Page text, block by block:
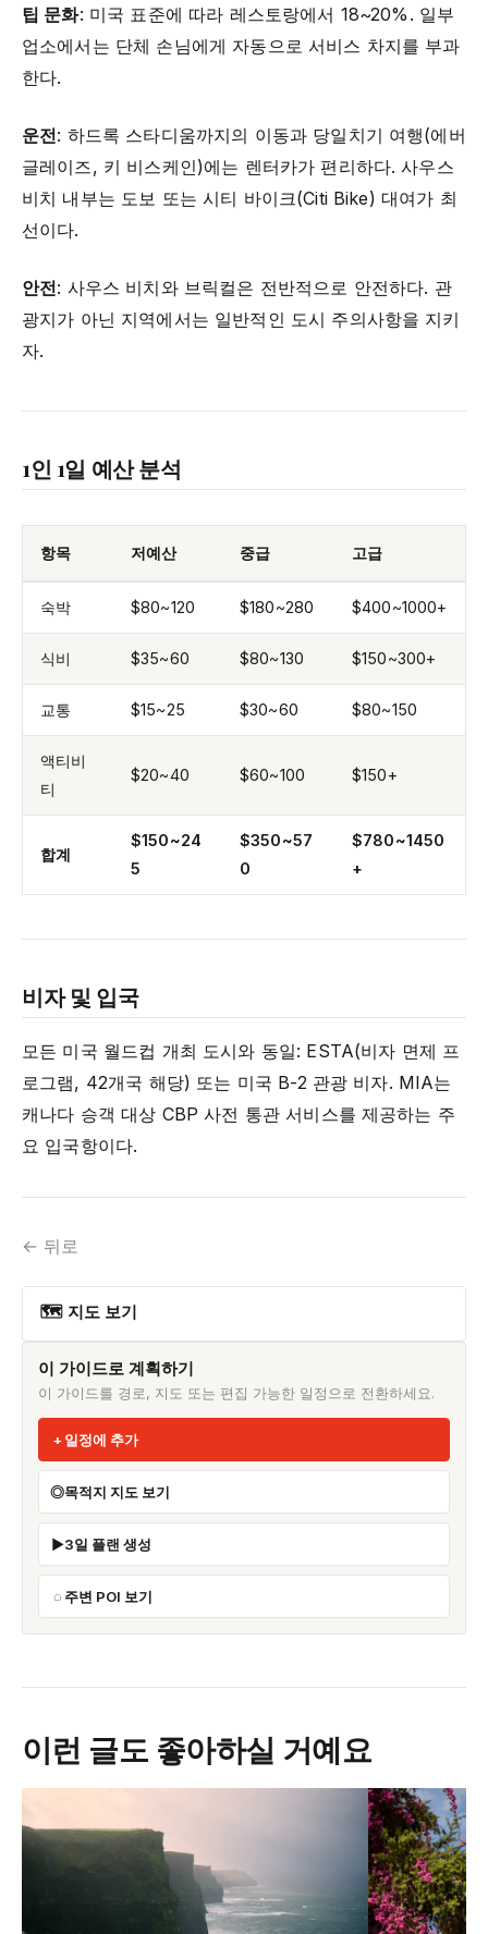
팁 문화: 미국 표준에 따라 레스토랑에서 18~20%. 일부
업소에서는 단체 손님에게 자동으로 서비스 차지를 부과
한다.
운전: 하드록 스타디움까지의 이동과 당일치기 여행(에버
글레이즈, 키 비스케인)에는 렌터카가 편리하다. 사우스
비치 내부는 도보 또는 시티 바이크(Citi Bike) 대여가 최
선이다.
안전: 사우스 비치와 브릭컬은 전반적으로 안전하다. 관
광지가 아닌 지역에서는 일반적인 도시 주의사항을 지키
자.
1인 1일 예산 분석
항목 저예산 중급 고급
숙박 $80~120 $180~280 $400~1000+
식비 $35~60 $80~130 $150~300+
교통 $15~25 $30~60 $80~150
액티비
티
$20~40 $60~100 $150+
합계
$150~24
5
$350~57
0
$780~1450
+
비자 및 입국
모든 미국 월드컵 개최 도시와 동일: ESTA(비자 면제 프
로그램, 42개국 해당) 또는 미국 B-2 관광 비자. MIA는
캐나다 승객 대상 CBP 사전 통관 서비스를 제공하는 주
요 입국항이다.
← 뒤로
🗺 지도 보기
이 가이드로 계획하기
이 가이드를 경로, 지도 또는 편집 가능한 일정으로 전환하세요.
일정에 추가
목적지 지도 보기
3일 플랜 생성
주변 POI 보기
이런 글도 좋아하실 거예요